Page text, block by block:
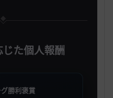
た個人報酬
勝利褒賞